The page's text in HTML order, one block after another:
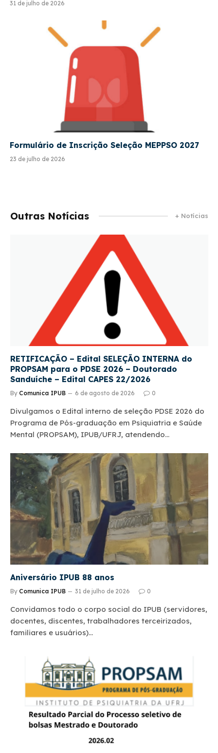
31 de julho de 2026
Formulário de Inscrição Seleção MEPPSO 2027
23 de julho de 2026
Outras Notícias + Notícias
RETIFICAÇÃO – Edital SELEÇÃO INTERNA do
PROPSAM para o PDSE 2026 – Doutorado
Sanduíche – Edital CAPES 22/2026
By Comunica IPUB 6 de agosto de 2026 0
Divulgamos o Edital interno de seleção PDSE 2026 do
Programa de Pós-graduação em Psiquiatria e Saúde
Mental (PROPSAM), IPUB/UFRJ, atendendo…
Aniversário IPUB 88 anos
By Comunica IPUB 31 de julho de 2026 0
Convidamos todo o corpo social do IPUB (servidores,
docentes, discentes, trabalhadores terceirizados,
familiares e usuários)…